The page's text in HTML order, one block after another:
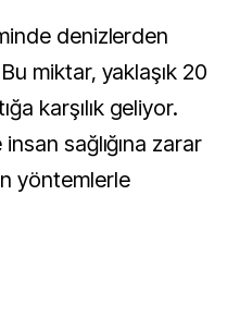
denizlerden
miktar, yaklaşık 20
karşılık geliyor.
sağlığına zarar
yöntemlerle